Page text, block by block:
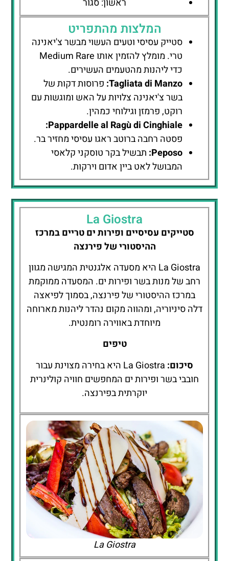
המלצות מהתפריט
סטייק עסיסי וטעים העשוי מבשר צ'יאנינה
טרי. מומלץ להזמין אותו Medium Rare
כדי ליהנות מהטעמים העשירים.
Tagliata di Manzo: פרוסות דקות של
בשר צ'יאנינה צלויות על האש ומוגשות עם
רוקט, פרמזן וגילוחי כמהין.
Pappardelle al Ragù di Cinghiale:
פסטה רחבה ברוטב ראגו עסיסי מחזיר בר.
Peposo: תבשיל בקר טוסקני קלאסי
המבושל לאט ביין אדום וירקות.
La Giostra
סטייקים עסיסיים ופירות ים טריים במרכז
ההיסטורי של פירנצה
La Giostra היא מסעדה אלגנטית המגישה מגוון
רחב של מנות בשר ופירות ים. המסעדה ממוקמת
במרכז ההיסטורי של פירנצה, בסמוך לפיאצה
דלה סיניוריה, ומהווה מקום נהדר ליהנות מארוחה
מיוחדת באווירה רומנטית.
טיפים
סיכום:
La Giostra היא בחירה מצוינת עבור
חובבי בשר ופירות ים המחפשים חוויה קולינרית
יוקרתית בפירנצה.
La Giostra